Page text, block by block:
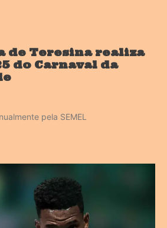
de Teresina realiza
do Carnaval da
pela SEMEL